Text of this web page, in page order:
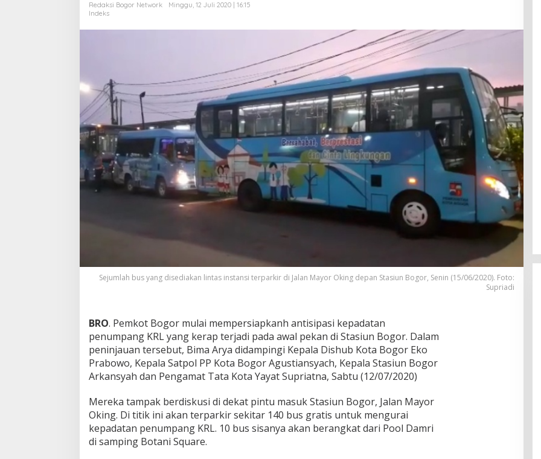
Redaksi Bogor Network
Minggu, 12 Juli 2020 | 16:15
Indeks
Sejumlah bus yang disediakan lintas instansi terparkir di Jalan Mayor Oking depan Stasiun Bogor, Senin (15/06/2020). Foto:
Supriadi
BRO. Pemkot Bogor mulai mempersiapkanh antisipasi kepadatan
penumpang KRL yang kerap terjadi pada awal pekan di Stasiun Bogor. Dalam
peninjauan tersebut, Bima Arya didampingi Kepala Dishub Kota Bogor Eko
Prabowo, Kepala Satpol PP Kota Bogor Agustiansyach, Kepala Stasiun Bogor
Arkansyah dan Pengamat Tata Kota Yayat Supriatna, Sabtu (12/07/2020)
Mereka tampak berdiskusi di dekat pintu masuk Stasiun Bogor, Jalan Mayor
Oking. Di titik ini akan terparkir sekitar 140 bus gratis untuk mengurai
kepadatan penumpang KRL. 10 bus sisanya akan berangkat dari Pool Damri
di samping Botani Square.